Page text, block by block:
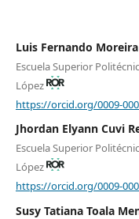
Luis Fernando
Escuela Superior
López
https://orcid.org/0009-
Jhordan Elyann Cuvi
Escuela Superior
López
https://orcid.org/0009-
Susy Tatiana Toala